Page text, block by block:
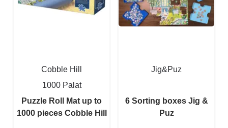
Cobble Hill
1000 Palat
Puzzle Roll Mat up to
1000 pieces Cobble Hill
Jig&Puz
6 Sorting boxes Jig &
Puz